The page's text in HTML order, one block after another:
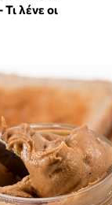
Τι λένε οι